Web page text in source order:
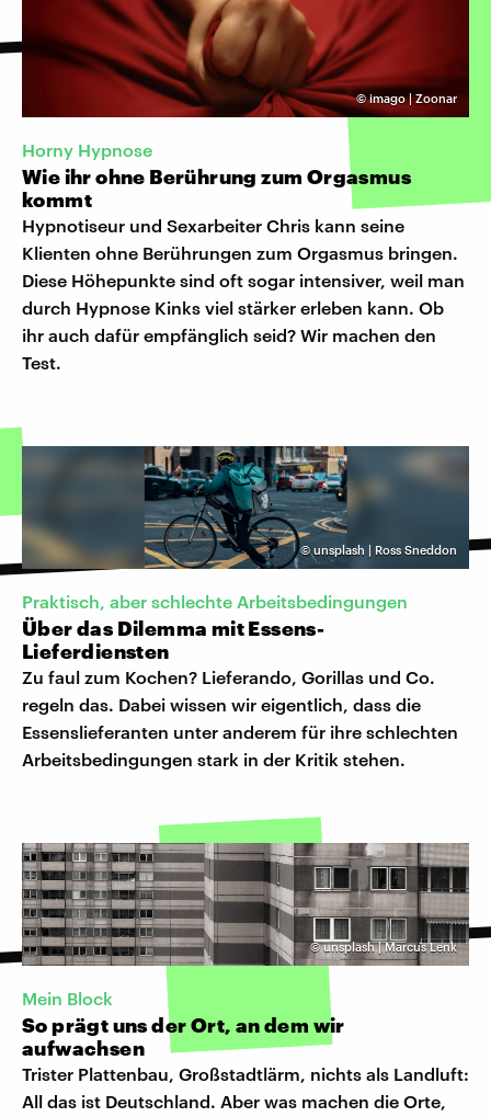
©imago | Zoonar
Horny Hypnose
Wie ihr ohne Berührung zum Orgasmus
kommt
Hypnotiseur und Sexarbeiter Chris kann seine
Klienten ohne Berührungen zum Orgasmus bringen.
Diese Höhepunkte sind oft sogar intensiver, weil man
durch Hypnose Kinks viel stärker erleben kann. Ob
ihr auch dafür empfänglich seid? Wir machen den
Test.
©unsplash | Ross Sneddon
Praktisch, aber schlechte Arbeitsbedingungen
Über das Dilemma mit Essens-
Lieferdiensten
Zu faul zum Kochen? Lieferando, Gorillas und Co.
regeln das. Dabei wissen wir eigentlich, dass die
Essenslieferanten unter anderem für ihre schlechten
Arbeitsbedingungen stark in der Kritik stehen.
©unsplash | Marcus Lenk
Mein Block
So prägt uns der Ort, an dem wir
aufwachsen
Trister Plattenbau, Großstadtlärm, nichts als Landluft:
All das ist Deutschland. Aber was machen die Orte,